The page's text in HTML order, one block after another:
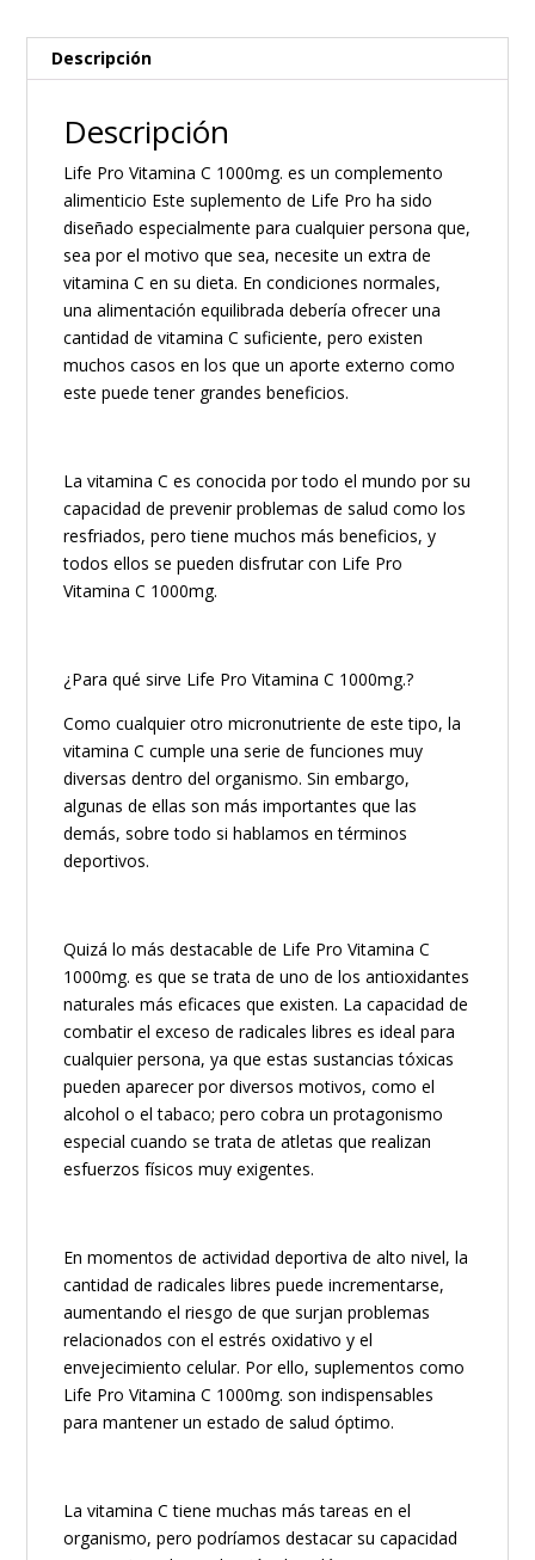
Descripción
Descripción
Life Pro Vitamina C 1000mg. es un complemento
alimenticio Este suplemento de Life Pro ha sido
diseñado especialmente para cualquier persona que,
sea por el motivo que sea, necesite un extra de
vitamina C en su dieta. En condiciones normales,
una alimentación equilibrada debería ofrecer una
cantidad de vitamina C suficiente, pero existen
muchos casos en los que un aporte externo como
este puede tener grandes beneficios.
La vitamina C es conocida por todo el mundo por su
capacidad de prevenir problemas de salud como los
resfriados, pero tiene muchos más beneficios, y
todos ellos se pueden disfrutar con Life Pro
Vitamina C 1000mg.
¿Para qué sirve Life Pro Vitamina C 1000mg.?
Como cualquier otro micronutriente de este tipo, la
vitamina C cumple una serie de funciones muy
diversas dentro del organismo. Sin embargo,
algunas de ellas son más importantes que las
demás, sobre todo si hablamos en términos
deportivos.
Quizá lo más destacable de Life Pro Vitamina C
1000mg. es que se trata de uno de los antioxidantes
naturales más eficaces que existen. La capacidad de
combatir el exceso de radicales libres es ideal para
cualquier persona, ya que estas sustancias tóxicas
pueden aparecer por diversos motivos, como el
alcohol o el tabaco; pero cobra un protagonismo
especial cuando se trata de atletas que realizan
esfuerzos físicos muy exigentes.
En momentos de actividad deportiva de alto nivel, la
cantidad de radicales libres puede incrementarse,
aumentando el riesgo de que surjan problemas
relacionados con el estrés oxidativo y el
envejecimiento celular. Por ello, suplementos como
Life Pro Vitamina C 1000mg. son indispensables
para mantener un estado de salud óptimo.
La vitamina C tiene muchas más tareas en el
organismo, pero podríamos destacar su capacidad